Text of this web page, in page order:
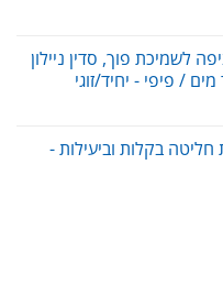
לשמיכת פוך, סדין ניילון
/ פיפי - יחיד/זוגי
בקלות וביעילות -